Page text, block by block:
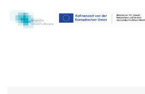
Inhalt
springen